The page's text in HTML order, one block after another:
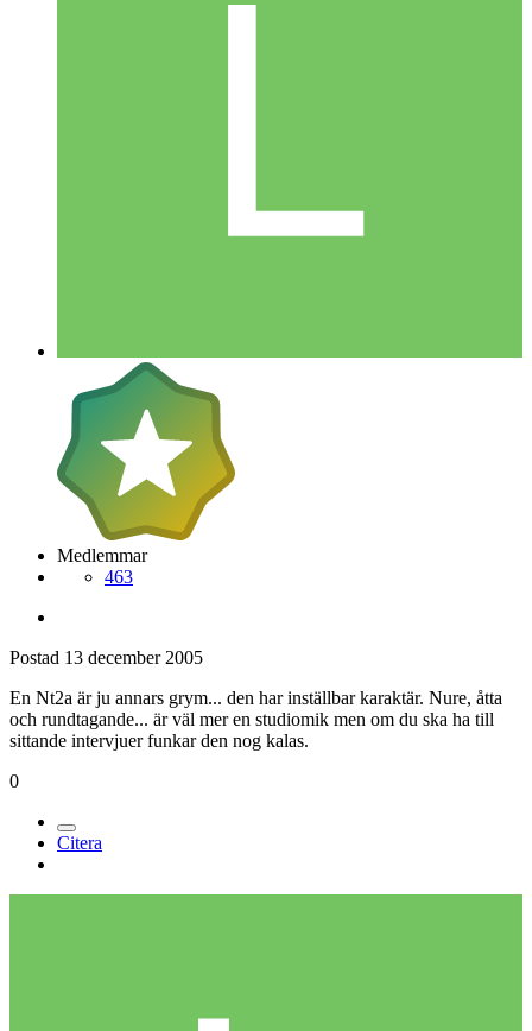
Medlemmar
463
Postad 13 december 2005
En Nt2a är ju annars grym... den har inställbar karaktär. Nure, åtta
och rundtagande... är väl mer en studiomik men om du ska ha till
sittande intervjuer funkar den nog kalas.
0
Citera